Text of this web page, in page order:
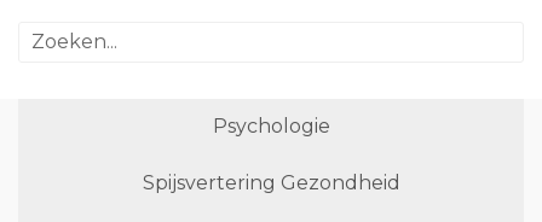
Psychologie
Spijsvertering Gezondheid